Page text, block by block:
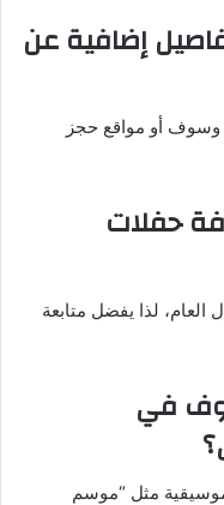
إضافية عن
وسوف أو مواقع حجز
حفلات
العام، لذا يفضل متابعة
في
مثل “موسم